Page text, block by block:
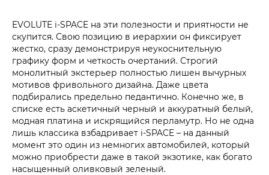
EVOLUTE i‑SPACE на эти полезности и приятности не
скупится. Свою позицию в иерархии он фиксирует
жестко, сразу демонстрируя неукоснительную
графику форм и четкость очертаний. Строгий
монолитный экстерьер полностью лишен вычурных
мотивов фривольного дизайна. Даже цвета
подбирались предельно педантично. Конечно же, в
списке есть аскетичный черный и аккуратный белый,
модная платина и искрящийся перламутр. Но не одна
лишь классика взбадривает i‑SPACE – на данный
момент это один из немногих автомобилей, который
можно приобрести даже в такой экзотике, как богато
насыщенный оливковый зеленый.